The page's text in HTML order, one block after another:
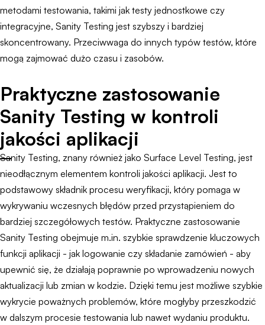
metodami testowania, takimi jak testy jednostkowe czy
integracyjne, Sanity Testing jest szybszy i bardziej
skoncentrowany. Przeciwwaga do innych typów testów, które
mogą zajmować dużo czasu i zasobów.
Praktyczne zastosowanie
Sanity Testing w kontroli
jakości aplikacji
Sanity Testing, znany również jako Surface Level Testing, jest
nieodłącznym elementem kontroli jakości aplikacji. Jest to
podstawowy składnik procesu weryfikacji, który pomaga w
wykrywaniu wczesnych błędów przed przystąpieniem do
bardziej szczegółowych testów. Praktyczne zastosowanie
Sanity Testing obejmuje m.in. szybkie sprawdzenie kluczowych
funkcji aplikacji - jak logowanie czy składanie zamówień - aby
upewnić się, że działają poprawnie po wprowadzeniu nowych
aktualizacji lub zmian w kodzie. Dzięki temu jest możliwe szybkie
wykrycie poważnych problemów, które mogłyby przeszkodzić
w dalszym procesie testowania lub nawet wydaniu produktu.